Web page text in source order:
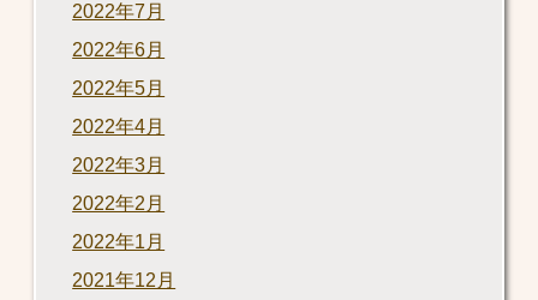
2022年7月
2022年6月
2022年5月
2022年4月
2022年3月
2022年2月
2022年1月
2021年12月